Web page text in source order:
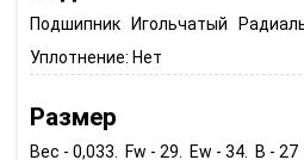
Подшипник Игольчатый
Уплотнение: Нет
Размер
Вес - 0,033. Fw - 29. Ew - 34. B - 27